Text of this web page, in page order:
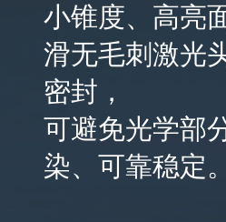
小锥度、高亮
滑无毛刺激光
密封，
可避免光学部
染、可靠稳定。